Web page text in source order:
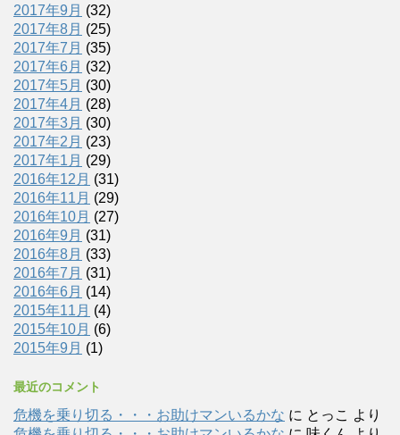
2017年9月 (32)
2017年8月 (25)
2017年7月 (35)
2017年6月 (32)
2017年5月 (30)
2017年4月 (28)
2017年3月 (30)
2017年2月 (23)
2017年1月 (29)
2016年12月 (31)
2016年11月 (29)
2016年10月 (27)
2016年9月 (31)
2016年8月 (33)
2016年7月 (31)
2016年6月 (14)
2015年11月 (4)
2015年10月 (6)
2015年9月 (1)
最近のコメント
危機を乗り切る・・・お助けマンいるかな に とっこ より